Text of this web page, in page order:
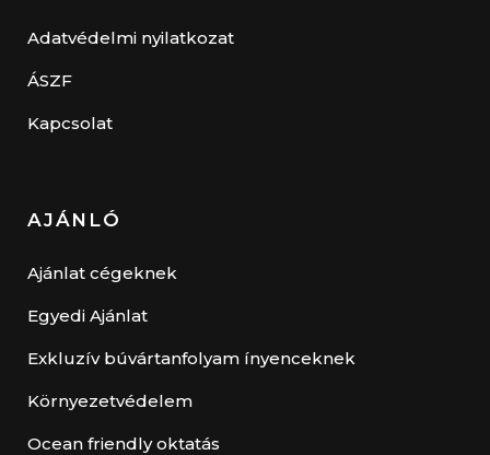
Adatvédelmi nyilatkozat
ÁSZF
Kapcsolat
AJÁNLÓ
Ajánlat cégeknek
Egyedi Ajánlat
Exkluzív búvártanfolyam ínyenceknek
Környezetvédelem
Ocean friendly oktatás